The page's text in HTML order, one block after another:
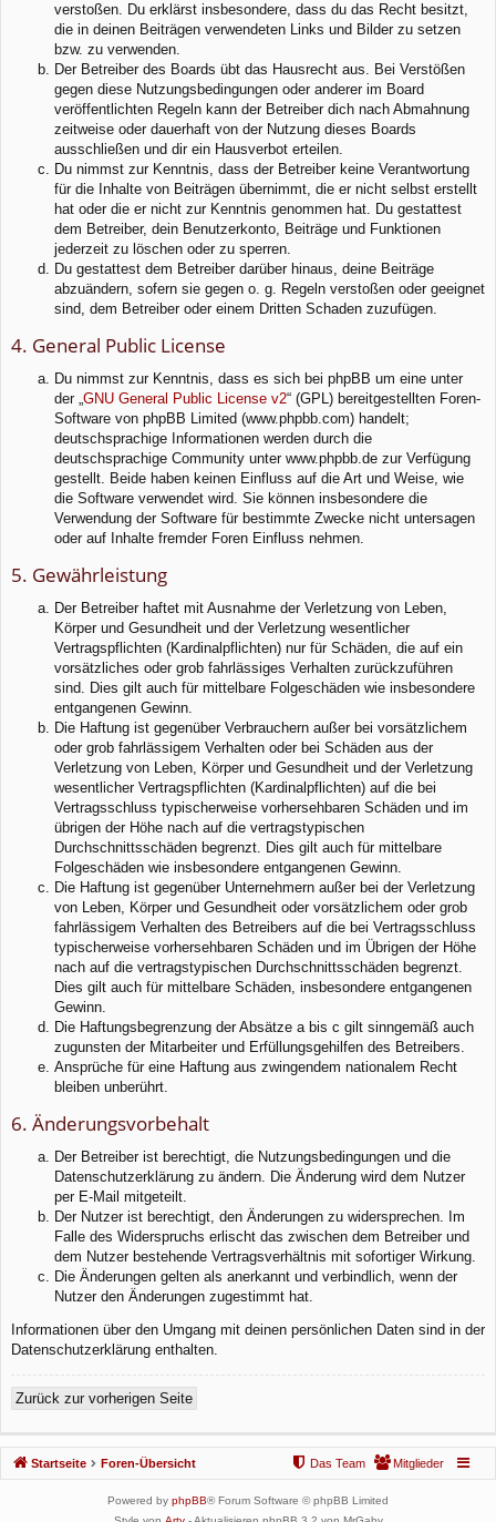
verstoßen. Du erklärst insbesondere, dass du das Recht besitzt,
die in deinen Beiträgen verwendeten Links und Bilder zu setzen
bzw. zu verwenden.
Der Betreiber des Boards übt das Hausrecht aus. Bei Verstößen
gegen diese Nutzungsbedingungen oder anderer im Board
veröffentlichten Regeln kann der Betreiber dich nach Abmahnung
zeitweise oder dauerhaft von der Nutzung dieses Boards
ausschließen und dir ein Hausverbot erteilen.
Du nimmst zur Kenntnis, dass der Betreiber keine Verantwortung
für die Inhalte von Beiträgen übernimmt, die er nicht selbst erstellt
hat oder die er nicht zur Kenntnis genommen hat. Du gestattest
dem Betreiber, dein Benutzerkonto, Beiträge und Funktionen
jederzeit zu löschen oder zu sperren.
Du gestattest dem Betreiber darüber hinaus, deine Beiträge
abzuändern, sofern sie gegen o. g. Regeln verstoßen oder geeignet
sind, dem Betreiber oder einem Dritten Schaden zuzufügen.
4. General Public License
Du nimmst zur Kenntnis, dass es sich bei phpBB um eine unter
der „GNU General Public License v2“ (GPL) bereitgestellten Foren-
Software von phpBB Limited (www.phpbb.com) handelt;
deutschsprachige Informationen werden durch die
deutschsprachige Community unter www.phpbb.de zur Verfügung
gestellt. Beide haben keinen Einfluss auf die Art und Weise, wie
die Software verwendet wird. Sie können insbesondere die
Verwendung der Software für bestimmte Zwecke nicht untersagen
oder auf Inhalte fremder Foren Einfluss nehmen.
5. Gewährleistung
Der Betreiber haftet mit Ausnahme der Verletzung von Leben,
Körper und Gesundheit und der Verletzung wesentlicher
Vertragspflichten (Kardinalpflichten) nur für Schäden, die auf ein
vorsätzliches oder grob fahrlässiges Verhalten zurückzuführen
sind. Dies gilt auch für mittelbare Folgeschäden wie insbesondere
entgangenen Gewinn.
Die Haftung ist gegenüber Verbrauchern außer bei vorsätzlichem
oder grob fahrlässigem Verhalten oder bei Schäden aus der
Verletzung von Leben, Körper und Gesundheit und der Verletzung
wesentlicher Vertragspflichten (Kardinalpflichten) auf die bei
Vertragsschluss typischerweise vorhersehbaren Schäden und im
übrigen der Höhe nach auf die vertragstypischen
Durchschnittsschäden begrenzt. Dies gilt auch für mittelbare
Folgeschäden wie insbesondere entgangenen Gewinn.
Die Haftung ist gegenüber Unternehmern außer bei der Verletzung
von Leben, Körper und Gesundheit oder vorsätzlichem oder grob
fahrlässigem Verhalten des Betreibers auf die bei Vertragsschluss
typischerweise vorhersehbaren Schäden und im Übrigen der Höhe
nach auf die vertragstypischen Durchschnittsschäden begrenzt.
Dies gilt auch für mittelbare Schäden, insbesondere entgangenen
Gewinn.
Die Haftungsbegrenzung der Absätze a bis c gilt sinngemäß auch
zugunsten der Mitarbeiter und Erfüllungsgehilfen des Betreibers.
Ansprüche für eine Haftung aus zwingendem nationalem Recht
bleiben unberührt.
6. Änderungsvorbehalt
Der Betreiber ist berechtigt, die Nutzungsbedingungen und die
Datenschutzerklärung zu ändern. Die Änderung wird dem Nutzer
per E-Mail mitgeteilt.
Der Nutzer ist berechtigt, den Änderungen zu widersprechen. Im
Falle des Widerspruchs erlischt das zwischen dem Betreiber und
dem Nutzer bestehende Vertragsverhältnis mit sofortiger Wirkung.
Die Änderungen gelten als anerkannt und verbindlich, wenn der
Nutzer den Änderungen zugestimmt hat.
Informationen über den Umgang mit deinen persönlichen Daten sind in der
Datenschutzerklärung enthalten.
Zurück zur vorherigen Seite
Startseite Foren-Übersicht Mitglieder
Das Team
Powered by phpBB® Forum Software © phpBB Limited